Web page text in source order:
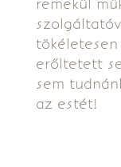
remekül
erőltetett
sem
az estét!